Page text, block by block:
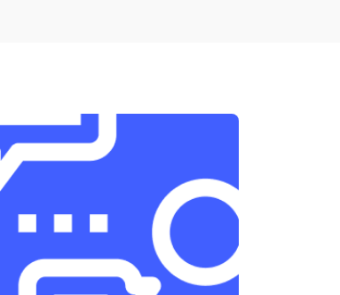
Заказать
Заказать